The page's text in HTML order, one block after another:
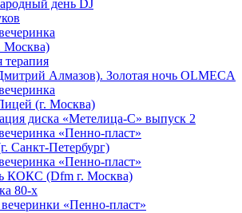
день DJ
Москва)
терапия
Алмазов). Золотая ночь OLMECA
(г. Москва)
диска «Метелица-С» выпуск 2
«Пенно-пласт»
Санкт-Петербург)
«Пенно-пласт»
КОКС (Dfm г. Москва)
80-х
«Пенно-пласт»